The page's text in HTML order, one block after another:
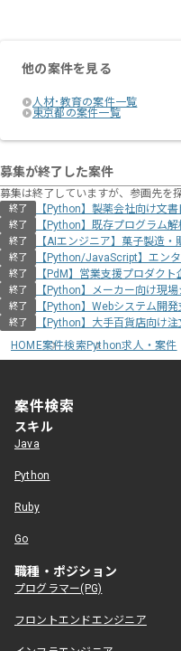
他の案件を見る
人材･教育の案件一覧
東京都の案件一覧
募集が終了した案件
募集は終了していますが、参画先を
終了 【Python】製薬会社向け文
終了 【Python】既存プログラム
終了 【AIエンジニア】菓子製造
終了 【Python/JavaScript】エン
終了 【PdM】営業支援プロダクト
終了 【Python】メーカー向け現
終了 【Python】Webシステム開発
終了
【Python】大手百貨店向け
HOME案件検索Python求人・案件
案件検索
スキル
Java
Python
Ruby
Go
職種・ポジション
プログラマー(PG)
フロントエンドエンジニア